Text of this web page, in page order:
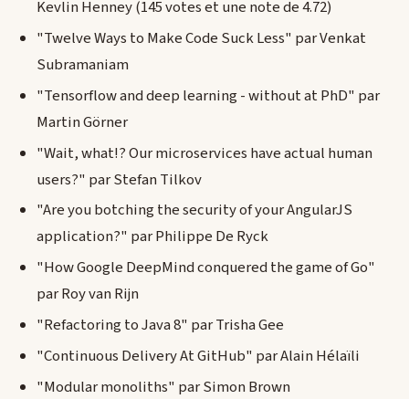
Kevlin Henney (145 votes et une note de 4.72)
"Twelve Ways to Make Code Suck Less" par Venkat
Subramaniam
"Tensorflow and deep learning - without at PhD" par
Martin Görner
"Wait, what!? Our microservices have actual human
users?" par Stefan Tilkov
"Are you botching the security of your AngularJS
application?" par Philippe De Ryck
"How Google DeepMind conquered the game of Go"
par Roy van Rijn
"Refactoring to Java 8" par Trisha Gee
"Continuous Delivery At GitHub" par Alain Hélaïli
"Modular monoliths" par Simon Brown